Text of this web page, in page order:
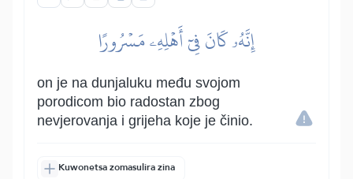
إِنَّهُۥ كَانَ فِيٓ أَهۡلِهِۦ مَسۡرُورًا
on je na dunjaluku među svojom
porodicom bio radostan zbog
nevjerovanja i grijeha koje je činio.
Kuwonetsa zomasulira zina